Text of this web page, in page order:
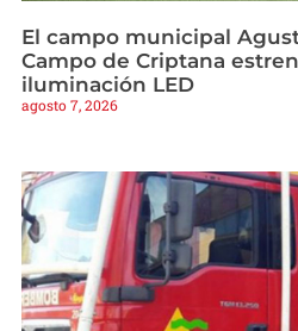
El campo municipal
Campo de Criptana
iluminación LED
agosto 7, 2026